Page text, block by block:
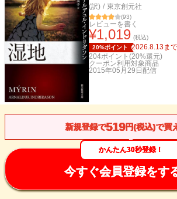
(訳) / 東京創元社
(93)
レビューを書く
¥1,019 (税込)
20%ポイント
2026.8.13まで
204ポイント(20%還元)
クーポン利用対象商品
2015年05月29日 配信
新規登録で519円(税込)で買
かんたん30秒登録！
今すぐ会員登録をす